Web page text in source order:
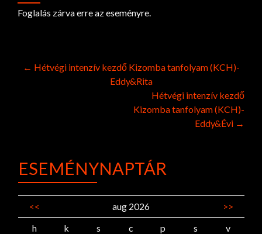
Foglalás zárva erre az eseményre.
Post
navigation
← Hétvégi intenzív kezdő Kizomba tanfolyam (KCH)-
Eddy&Rita
Hétvégi intenzív kezdő
Kizomba tanfolyam (KCH)-
Eddy&Évi →
ESEMÉNYNAPTÁR
<< aug 2026
>>
h
k s c p s
v